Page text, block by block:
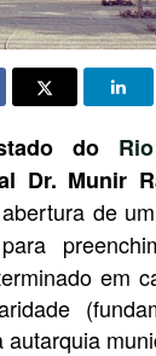
do
Dr. Munir
de
em